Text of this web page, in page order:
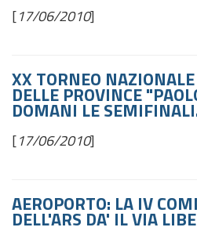
[17/06/2010]
XX TORNEO
DELLE PROVINCE
DOMANI LE
[17/06/2010]
AEROPORTO: LA IV
DELL'ARS DA' IL VIA